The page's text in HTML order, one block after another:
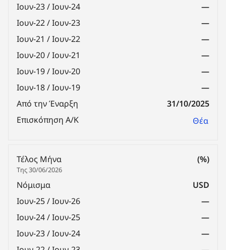
Ιουν-23 / Ιουν-24
—
Ιουν-22 / Ιουν-23
—
Ιουν-21 / Ιουν-22
—
Ιουν-20 / Ιουν-21
—
Ιουν-19 / Ιουν-20
—
Ιουν-18 / Ιουν-19
—
Από την Έναρξη
31/10/2025
Επισκόπηση Α/Κ
Θέα
Τέλος Μήνα
Της 30/06/2026
(%)
Νόμισμα
USD
Ιουν-25 / Ιουν-26
—
Ιουν-24 / Ιουν-25
—
Ιουν-23 / Ιουν-24
—